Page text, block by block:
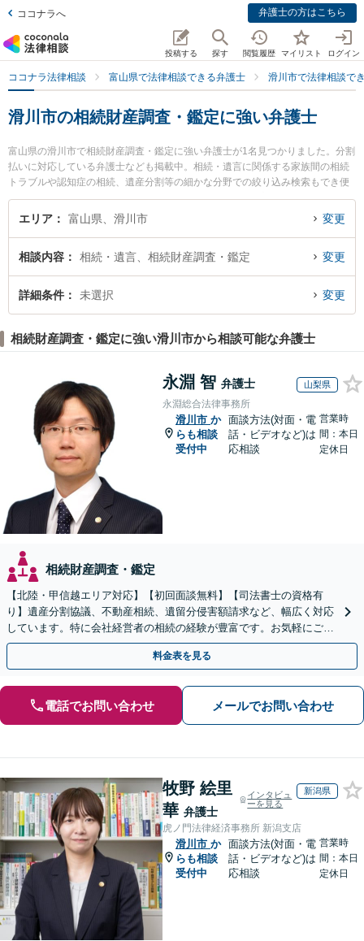
ココナラへ 弁護士の方はこちら
投稿する 探す 閲覧履歴 マイリスト ログイン
ココナラ法律相談 富山県で法律相談できる弁護士 滑川市で法律相談で
滑川市の相続財産調査・鑑定に強い弁護士
富山県の滑川市で相続財産調査・鑑定に強い弁護士が1名見つかりました。分割
払いに対応している弁護士なども掲載中。相続・遺言に関係する家族間の相続
トラブルや認知症の相続、遺産分割等の細かな分野での絞り込み検索もでき便
利です。特に滑川ふたば法律事務所の平岡 路子弁護士のプロフィール情報や弁
護士費用、強みなどが注目されています。『滑川市で土日や夜間に発生した相
無料で相続財産調査・鑑定を法律相談できる滑川市内の弁護士に相談予約した
い』などでお困りの相談者さんにおすすめです。
エリア 富山県、滑川市 変更
相談内容 相続・遺言、相続財産調査・鑑定 変更
詳細条件 未選択 変更
相続財産調査・鑑定に強い滑川市から相談可能な弁護士
永淵 智 弁護士 山梨県
永淵総合法律事務所
滑川市 か
らも相談
受付中
面談方法(対面・電
話・ビデオなど)は
応相談
営業時
間：本日
定休日
相続財産調査・鑑定
【北陸・甲信越エリア対応】【初回面談無料】【司法書士の資格有
り】遺産分割協議、不動産相続、遺留分侵害額請求など、幅広く対応
しています。特に会社経営者の相続の経験が豊富です。お気軽にご相
談ください。【休日・夜間面談可】【オンライン面談可】
料金表を見る
電話でお問い合わせ メールでお問い合わせ
牧野 絵里
華 弁護士
インタビュ
ーを見る
新潟県
虎ノ門法律経済事務所 新潟支店
滑川市 か
らも相談
受付中
面談方法(対面・電
話・ビデオなど)は
応相談
営業時
間：本日
定休日